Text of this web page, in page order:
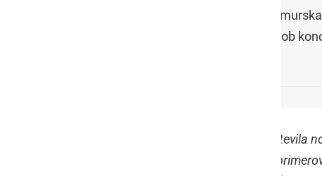
že ob
Epidemiologi NIJZ zaradi velikega števila
enem dnevu. Včeraj so tako od 707